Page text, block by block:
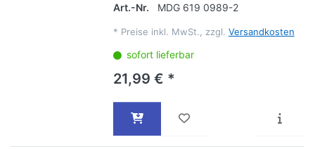
Art.-Nr. MDG 619 0989-2
* Preise inkl. MwSt., zzgl. Versandkosten
sofort lieferbar
21,99 € *